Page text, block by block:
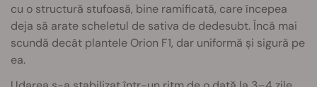
cu o structură stufoasă, bine ramificată, care începea
deja să arate scheletul de sativa de dedesubt. Încă mai
scundă decât plantele Orion F1, dar uniformă și sigură pe
ea.